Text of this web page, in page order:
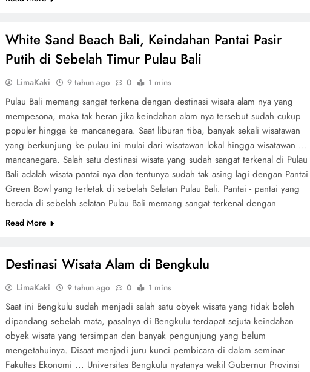
White Sand Beach Bali, Keindahan Pantai Pasir
Putih di Sebelah Timur Pulau Bali
LimaKaki 9 tahun ago 0 1 mins
Pulau Bali memang sangat terkena dengan destinasi wisata alam nya yang
mempesona, maka tak heran jika keindahan alam nya tersebut sudah cukup
populer hingga ke mancanegara. Saat liburan tiba, banyak sekali wisatawan
yang berkunjung ke pulau ini mulai dari wisatawan lokal hingga wisatawan ...
mancanegara. Salah satu destinasi wisata yang sudah sangat terkenal di Pulau
Bali adalah wisata pantai nya dan tentunya sudah tak asing lagi dengan Pantai
Green Bowl yang terletak di sebelah Selatan Pulau Bali. Pantai - pantai yang
berada di sebelah selatan Pulau Bali memang sangat terkenal dengan
Read More
Destinasi Wisata Alam di Bengkulu
LimaKaki 9 tahun ago 0 1 mins
Saat ini Bengkulu sudah menjadi salah satu obyek wisata yang tidak boleh
dipandang sebelah mata, pasalnya di Bengkulu terdapat sejuta keindahan
obyek wisata yang tersimpan dan banyak pengunjung yang belum
mengetahuinya. Disaat menjadi juru kunci pembicara di dalam seminar
Fakultas Ekonomi ... Universitas Bengkulu nyatanya wakil Gubernur Provinsi